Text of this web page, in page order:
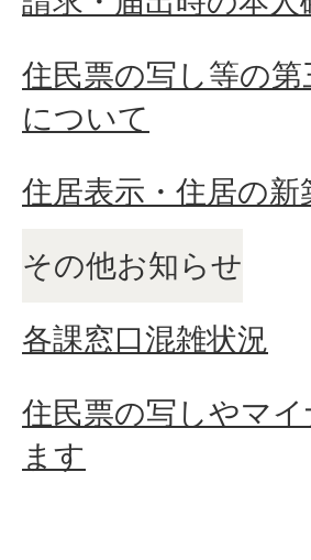
住民票の写し等の
について
住居表示・住居の新
その他お知らせ
各課窓口混雑状況
住民票の写しやマ
ます